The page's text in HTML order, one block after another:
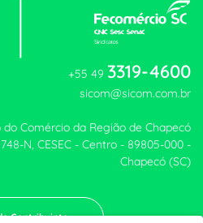
+55 49 3319-4600
sicom@sicom.com.br
do Comércio da Região de Chapecó
N, CESEC - Centro - 89805-000 -
Chapecó (SC)
Contribuinte